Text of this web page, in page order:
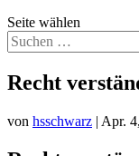
Seite wählen
Recht
von hsschwarz | Apr.